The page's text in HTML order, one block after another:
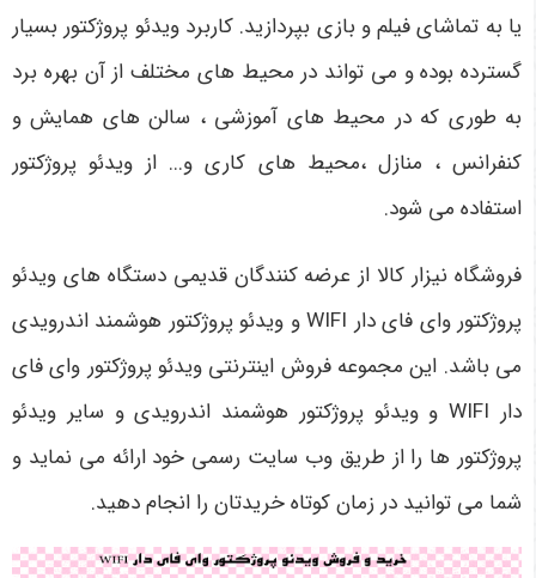
یا به تماشای فیلم و بازی بپردازید. کاربرد ویدئو پروژکتور بسیار
گسترده بوده و می تواند در محیط های مختلف از آن بهره برد
به طوری که در محیط های آموزشی ، سالن های همایش و
کنفرانس ، منازل ،محیط های کاری و... از ویدئو پروژکتور
استفاده می شود.
فروشگاه نیزار کالا از عرضه کنندگان قدیمی دستگاه های ویدئو
پروژکتور وای فای دار WIFI و ویدئو پروژکتور هوشمند اندرویدی
می باشد. این مجموعه فروش اینترنتی ویدئو پروژکتور وای فای
دار WIFI
و ویدئو پروژکتور هوشمند اندرویدی و سایر ویدئو
پروژکتور ها را از طریق وب سایت رسمی خود ارائه می نماید و
شما می توانید در زمان کوتاه خریدتان را انجام دهید.